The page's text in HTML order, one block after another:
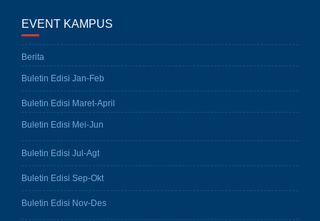
EVENT KAMPUS
Berita
Buletin Edisi Jan-Feb
Buletin Edisi Maret-April
Buletin Edisi Mei-Jun
Buletin Edisi Jul-Agt
Buletin Edisi Sep-Okt
Buletin Edisi Nov-Des